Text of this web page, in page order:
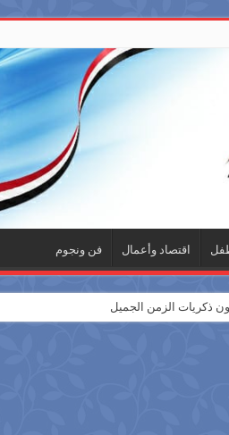
اقتصاد وأعمال فن ونجوم
ذكريات الزمن الجميل